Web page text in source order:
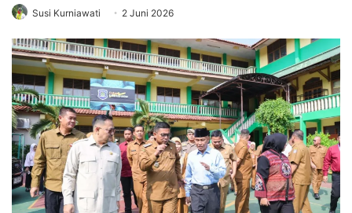
Susi Kurniawati 2 Juni 2026